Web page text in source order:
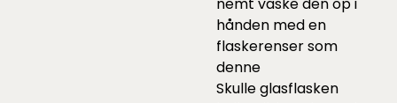
hånden med en
flaskerenser som
denne
Skulle glasflasken